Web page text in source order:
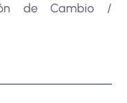
de Cambio /